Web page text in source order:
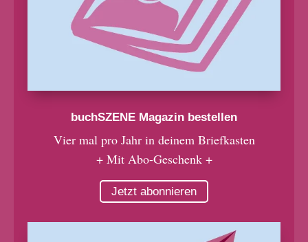
buchSZENE Magazin bestellen
Vier mal pro Jahr in deinem Briefkasten
+ Mit Abo-Geschenk +
Jetzt abonnieren